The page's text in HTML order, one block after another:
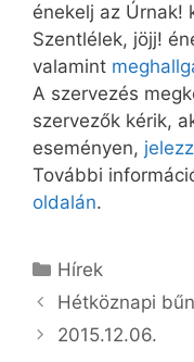
énekelj az Úrnak!
Szentlélek, jöjj!
valamint
A szervezés
szervezők kérik,
eseményen,
További
oldalán.
Kategória
Hírek
Hétköznapi
2015.12.06.